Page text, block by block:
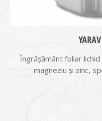
Îngrăşământ foliar
magneziu şi zinc,